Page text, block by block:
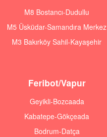
M8 Bostancı-Dudullu
M5 Üsküdar-Samandıra Merkez
M3 Bakırköy Sahil-Kayaşehir
Feribot/Vapur
Geyikli-Bozcaada
Kabatepe-Gökçeada
Bodrum-Datça